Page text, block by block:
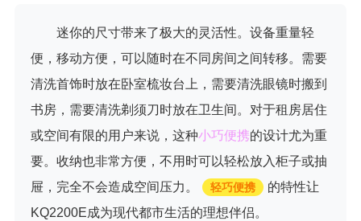
迷你的尺寸带来了极大的灵活性。设备重量轻
便，移动方便，可以随时在不同房间之间转移。需要
清洗首饰时放在卧室梳妆台上，需要清洗眼镜时搬到
书房，需要清洗剃须刀时放在卫生间。对于租房居住
或空间有限的用户来说，这种小巧便携的设计尤为重
要。收纳也非常方便，不用时可以轻松放入柜子或抽
屉，完全不会造成空间压力。
轻巧便携
的特性让
KQ2200E成为现代都市生活的理想伴侣。